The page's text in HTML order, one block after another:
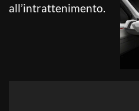
all’intrattenimento.